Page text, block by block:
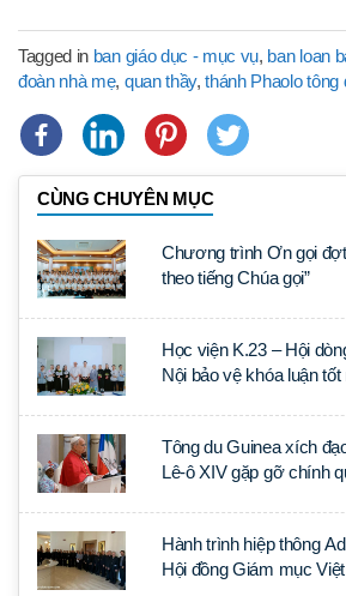
Tagged in ban giáo dục - mục vụ, ban loan
đoàn nhà mẹ, quan thầy,thánh Phaolo tông
CÙNG CHUYÊN MỤC
Chương trình Ơn gọi
theo tiếng Chúa gọi”
Học viện K.23 – Hội
Nội bảo vệ khóa luận
Tông du Guinea xích
Lê-ô XIV gặp gỡ chính
Hành trình hiệp thông
Hội đồng Giám mục